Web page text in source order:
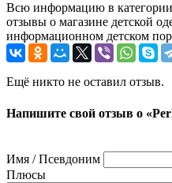
Всю информацию в
отзывы о магазине детской
информационном детском
Ещё никто не оставил отзыв.
Напишите свой отзыв о
Имя / Псевдоним
Плюсы